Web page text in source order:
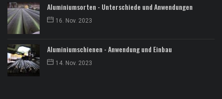
Aluminiumsorten - Unterschiede und Anwendungen
16. Nov. 2023
Aluminiumschienen - Anwendung und Einbau
14. Nov. 2023